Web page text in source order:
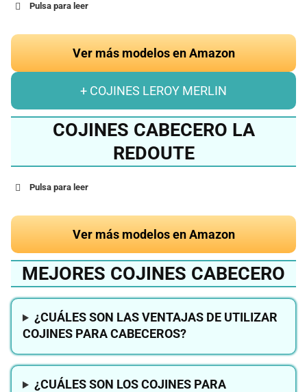
Pulsa para leer
Ver más modelos en Amazon
+ COJINES LEROY MERLIN
COJINES CABECERO LA
REDOUTE
Pulsa para leer
Ver más modelos en Amazon
MEJORES COJINES CABECERO
¿CUÁLES SON LAS VENTAJAS DE UTILIZAR
COJINES PARA CABECEROS?
¿CUÁLES SON LOS COJINES PARA